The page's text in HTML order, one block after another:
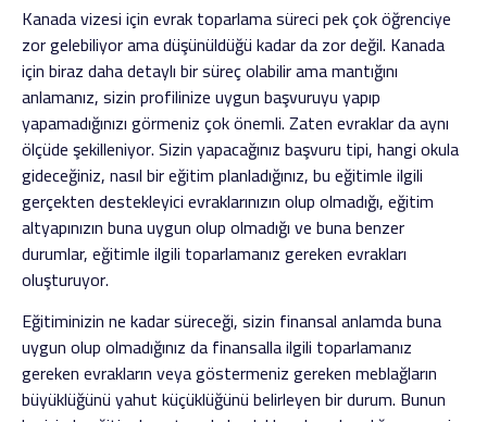
Kanada vizesi için evrak toparlama süreci pek çok öğrenciye
zor gelebiliyor ama düşünüldüğü kadar da zor değil. Kanada
için biraz daha detaylı bir süreç olabilir ama mantığını
anlamanız, sizin profilinize uygun başvuruyu yapıp
yapamadığınızı görmeniz çok önemli. Zaten evraklar da aynı
ölçüde şekilleniyor. Sizin yapacağınız başvuru tipi, hangi okula
gideceğiniz, nasıl bir eğitim planladığınız, bu eğitimle ilgili
gerçekten destekleyici evraklarınızın olup olmadığı, eğitim
altyapınızın buna uygun olup olmadığı ve buna benzer
durumlar, eğitimle ilgili toparlamanız gereken evrakları
oluşturuyor.
Eğitiminizin ne kadar süreceği, sizin finansal anlamda buna
uygun olup olmadığınız da finansalla ilgili toparlamanız
gereken evrakların veya göstermeniz gereken meblağların
büyüklüğünü yahut küçüklüğünü belirleyen bir durum. Bunun